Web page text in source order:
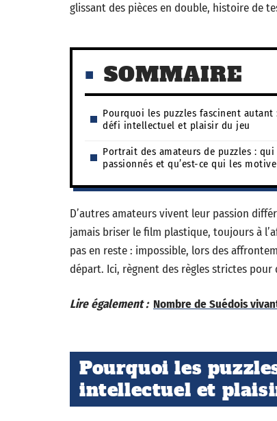
glissant des pièces en double, histoire de
SOMMAIRE
Pourquoi les puzzles fascinent autant
défi intellectuel et plaisir du jeu
Portrait des amateurs de puzzles : qui
passionnés et qu’est-ce qui les
D’autres amateurs vivent leur passion
jamais briser le film plastique, toujours à
pas en reste : impossible, lors des
départ. Ici, règnent des règles strictes pour
Lire également : Nombre de Suédois
Pourquoi les
intellectuel et